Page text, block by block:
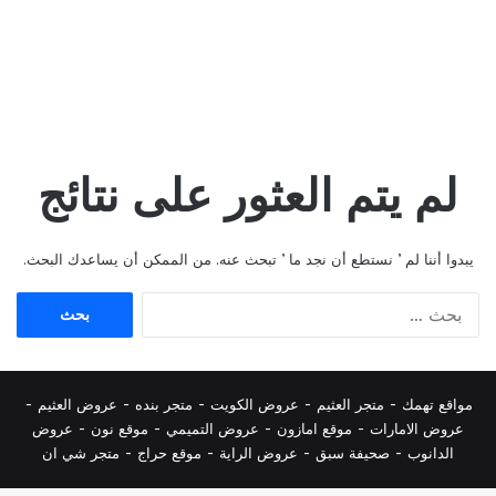
لم يتم العثور على نتائج
يبدوا أننا لم ’ نستطع أن نجد ما ’ تبحث عنه. من الممكن أن يساعدك البحث.
مواقع تهمك - متجر العثيم - عروض الكويت - متجر بنده - عروض العثيم -
عروض الامارات - موقع امازون - عروض التميمي - موقع نون - عروض
الدانوب - صحيفة سبق - عروض الراية - موقع حراج - متجر شي ان